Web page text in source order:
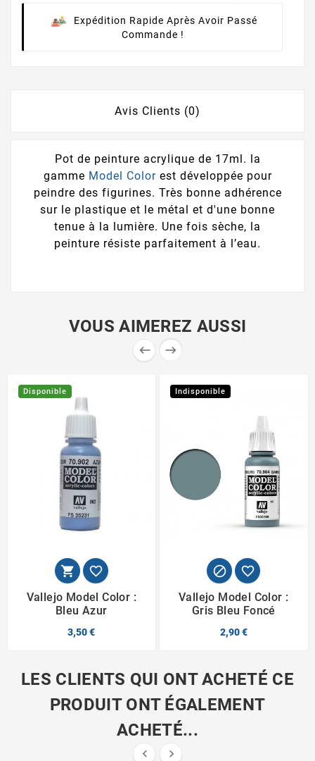
Expédition Rapide Après Avoir Passé
Commande !
Avis Clients (0)
Pot de peinture acrylique de 17ml. la
gamme Model Colorest développée pour
peindre des figurines. Très bonne adhérence
sur le plastique et le métal et d'une bonne
tenue à la lumière. Une fois sèche, la
peinture résiste parfaitement à l’eau.
VOUS AIMEREZ AUSSI
 
Disponible
 
Vallejo Model Color :
Bleu Azur
3,50 €
Indisponible
 
Vallejo Model Color :
Gris Bleu Foncé
2,90 €
LES CLIENTS QUI ONT ACHETÉ CE
PRODUIT ONT ÉGALEMENT
ACHETÉ...
 